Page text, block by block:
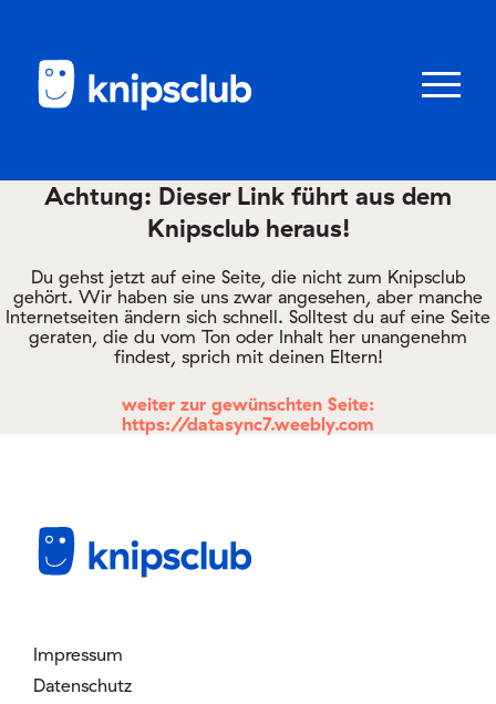
Menü
knipstipps
Eltern
Mitglied werden
Login
Achtung: Dieser Link führt aus dem
Knipsclub heraus!
Du gehst jetzt auf eine Seite, die nicht zum Knipsclub
gehört. Wir haben sie uns zwar angesehen, aber manche
Internetseiten ändern sich schnell. Solltest du auf eine Seite
geraten, die du vom Ton oder Inhalt her unangenehm
findest, sprich mit deinen Eltern!
weiter zur gewünschten Seite:
https://datasync7.weebly.com
Impressum
Datenschutz